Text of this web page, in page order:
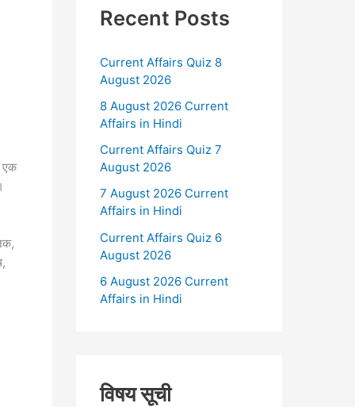
एक
Recent Posts
Current Affairs Quiz 8
August 2026
8 August 2026 Current
Affairs in Hindi
Current Affairs Quiz 7
August 2026
7 August 2026 Current
Affairs in Hindi
Current Affairs Quiz 6
August 2026
6 August 2026 Current
Affairs in Hindi
विषय सूची